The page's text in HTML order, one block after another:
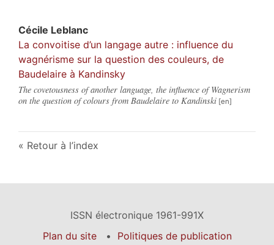
Cécile Leblanc
La convoitise d’un langage autre : influence du
wagnérisme sur la question des couleurs, de
Baudelaire à Kandinsky
The covetousness of another language, the influence of Wagnerism
on the question of colours from Baudelaire to Kandinski
Retour à l’index
ISSN électronique 1961-991X
Plan du site
Politiques de publication